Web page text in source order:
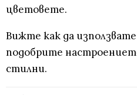
цветовете.
Вижте как да
подобрите
стилни.